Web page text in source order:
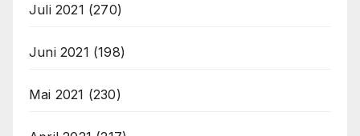
Juli 2021 (270)
Juni 2021 (198)
Mai 2021 (230)